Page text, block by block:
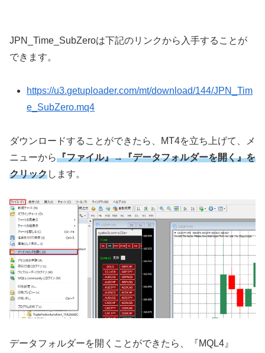
JPN_Time_SubZeroは下記のリンクから入手することが
できます。
https://u3.getuploader.com/mt/download/144/JPN_Tim
e_SubZero.mq4
ダウンロードすることができたら、 MT4を立ち上げて、メ
ニューから『ファイル』→『データフォルダーを開く』を
クリックします。
データフォルダーを開くことができたら、『MQL4 』